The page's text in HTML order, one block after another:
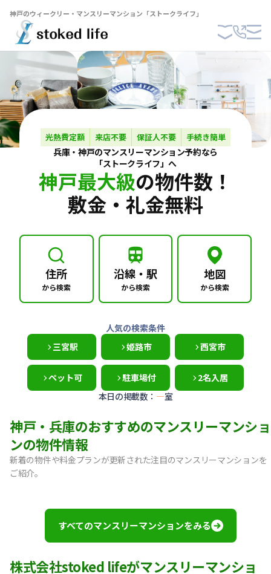
神戸のウィークリー・マンスリーマンション「ストークライフ」
光熱費定額 来店不要 保証人不要 手続き簡単
兵庫・神戸のマンスリーマンション予約なら
「ストークライフ」へ
神戸最大級の物件数！
敷金・礼金無料
住所
から検索
沿線・駅
から検索
地図
から検索
人気の検索条件
三宮駅
姫路市 西宮市
ペット可 駐車場付
2名入居
本日の掲載数： —室
神戸・兵庫のおすすめのマンスリーマンショ
ンの物件情報
新着の物件や料金プランが更新された注目のマンスリーマンションを
ご紹介。
【神戸市中央区・阪急春日野道】Sステイ三宮東フィール
【灘区・JR六甲道】Sステイ六甲道SOUTH・OL｜禁煙ル
【東灘区・摂津本山】Sステイ本山サンハイツOL｜禁煙
すべてのマンスリーマンションをみる
株式会社stoked lifeがマンスリーマンショ